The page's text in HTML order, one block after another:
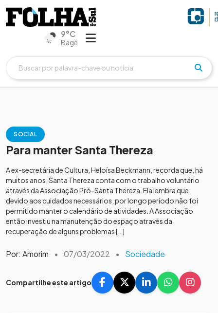
9°C
Bagé
SOCIAL
Para manter Santa Thereza
A ex-secretária de Cultura, Heloísa Beckmann, recorda que, há
muitos anos, Santa Thereza conta com o trabalho voluntário
através da Associação Pró-Santa Thereza. Ela lembra que,
devido aos cuidados necessários, por longo período não foi
permitido manter o calendário de atividades. A Associação
então investiu na manutenção do espaço através da
recuperação de alguns problemas […]
Por: Amorim • 07/03/2022 • Sociedade
Compartilhe este artigo